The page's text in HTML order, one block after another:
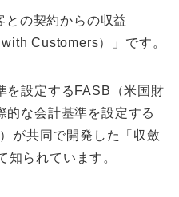
の契約からの収益
Customers）」です。
を設定するFASB（米国財
的な会計基準を設定する
が共同で開発した「収斂
知られています。